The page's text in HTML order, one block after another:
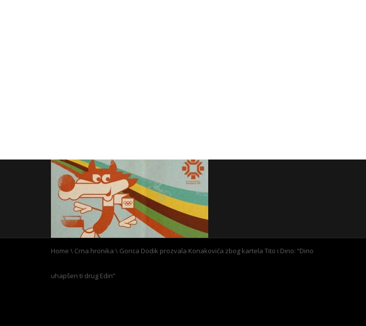
Home \ Crna hronika \ Gorica Dodik prozvala Konakovića zbog kartela Tito i Dino: “Dino
uhapšen ti drug Edin”